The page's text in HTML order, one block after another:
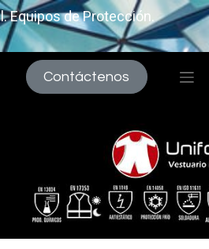
Equipos de Protección.
Contáctenos